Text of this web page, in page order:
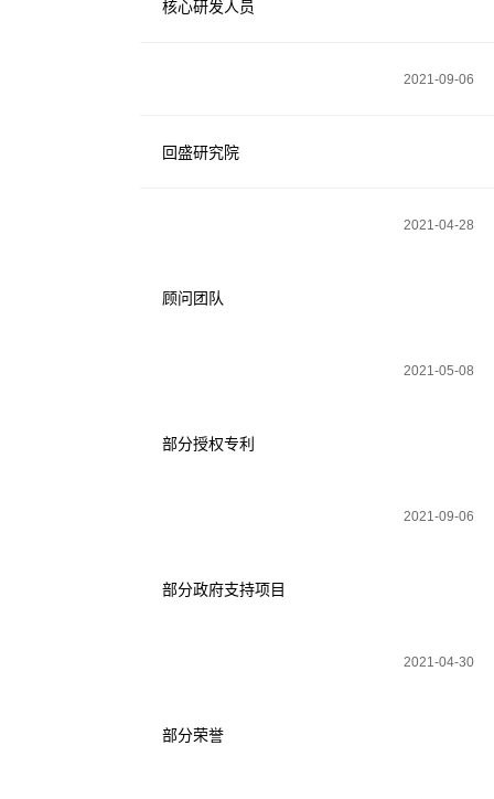
核心研发人员
2021-09-06
回盛研究院
2021-04-28
顾问团队
2021-05-08
部分授权专利
2021-09-06
部分政府支持项目
2021-04-30
部分荣誉